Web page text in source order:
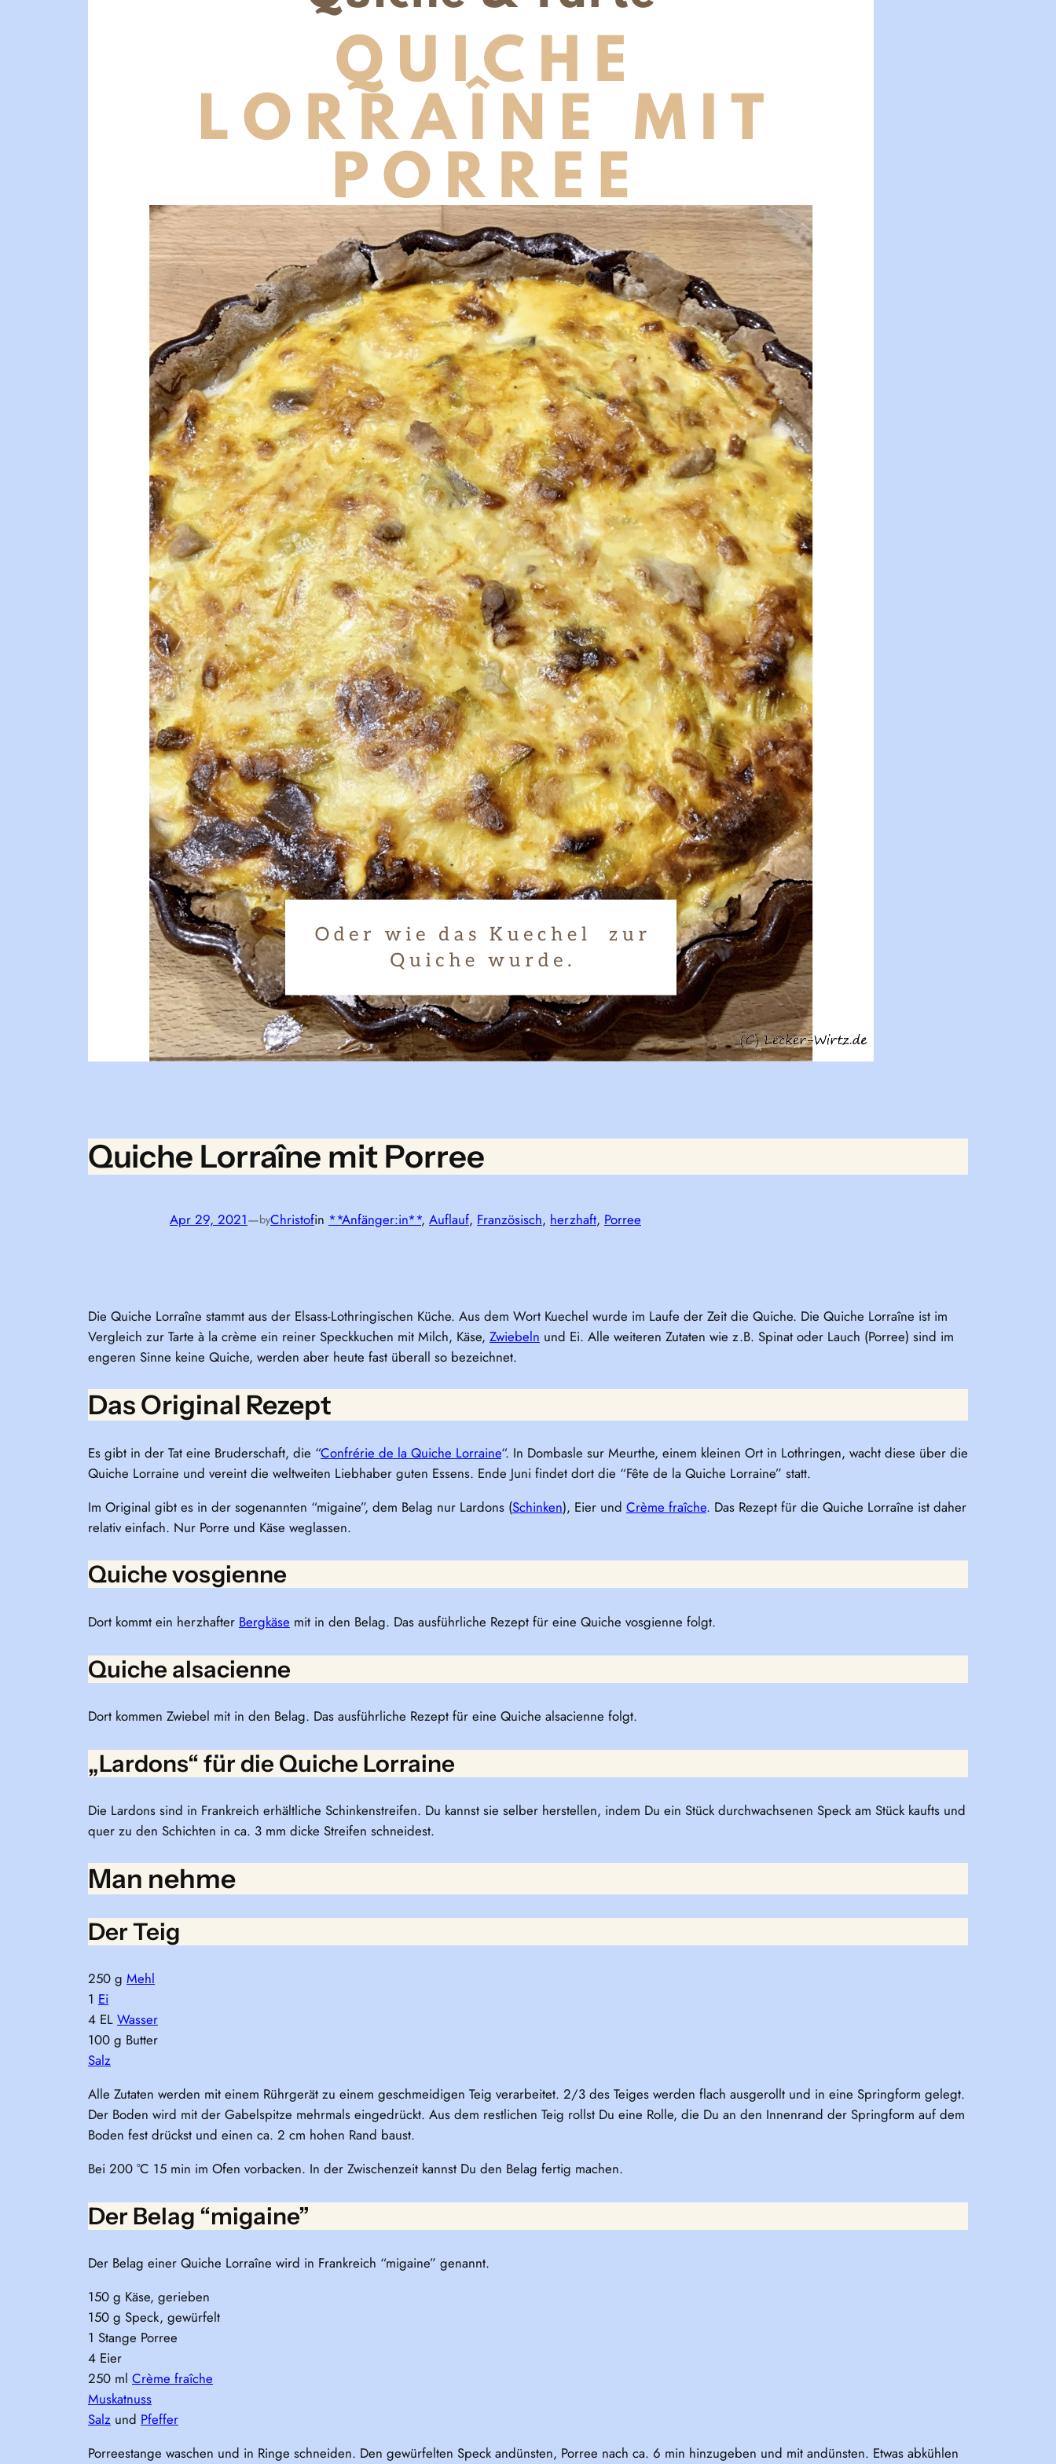
Quiche Lorraîne mit Porree
Apr 29, 2021—byChristofin **Anfänger:in**, Auflauf, Französisch, herzhaft, Porree
Die Quiche Lorraîne stammt aus der Elsass-Lothringischen Küche. Aus dem Wort Kuechel wurde im Laufe der Zeit die Quiche. Die Quiche Lorraîne ist im
Vergleich zur Tarte à la crème ein reiner Speckkuchen mit Milch, Käse, Zwiebeln und Ei. Alle weiteren Zutaten wie z.B. Spinat oder Lauch (Porree) sind im
engeren Sinne keine Quiche, werden aber heute fast überall so bezeichnet.
Das Original Rezept
Es gibt in der Tat eine Bruderschaft, die “Confrérie de la Quiche Lorraine“. In Dombasle sur Meurthe, einem kleinen Ort in Lothringen, wacht diese über die
Quiche Lorraine und vereint die weltweiten Liebhaber guten Essens. Ende Juni findet dort die “Fête de la Quiche Lorraine” statt.
Im Original gibt es in der sogenannten “migaine”, dem Belag nur Lardons (Schinken), Eier und Crème fraîche. Das Rezept für die Quiche Lorraîne ist daher
relativ einfach. Nur Porre und Käse weglassen.
Quiche vosgienne
Dort kommt ein herzhafter Bergkäse mit in den Belag. Das ausführliche Rezept für eine Quiche vosgienne folgt.
Quiche alsacienne
Dort kommen Zwiebel mit in den Belag. Das ausführliche Rezept für eine Quiche alsacienne folgt.
„Lardons“ für die Quiche Lorraine
Die Lardons sind in Frankreich erhältliche Schinkenstreifen. Du kannst sie selber herstellen, indem Du ein Stück durchwachsenen Speck am Stück kaufts und
quer zu den Schichten in ca. 3 mm dicke Streifen schneidest.
Man nehme
Der Teig
250 g Mehl
1 Ei
4 EL Wasser
100 g Butter
Salz
Alle Zutaten werden mit einem Rührgerät zu einem geschmeidigen Teig verarbeitet. 2/3 des Teiges werden flach ausgerollt und in eine Springform gelegt.
Der Boden wird mit der Gabelspitze mehrmals eingedrückt. Aus dem restlichen Teig rollst Du eine Rolle, die Du an den Innenrand der Springform auf dem
Boden fest drückst und einen ca. 2 cm hohen Rand baust.
Bei 200 °C 15 min im Ofen vorbacken. In der Zwischenzeit kannst Du den Belag fertig machen.
Der Belag “migaine”
Der Belag einer Quiche Lorraîne wird in Frankreich “migaine” genannt.
150 g Käse, gerieben
150 g Speck, gewürfelt
1 Stange Porree
4 Eier
250 ml Crème fraîche
Muskatnuss
Salz und Pfeffer
Porreestange waschen und in Ringe schneiden. Den gewürfelten Speck andünsten, Porree nach ca. 6 min hinzugeben und mit andünsten. Etwas abkühlen